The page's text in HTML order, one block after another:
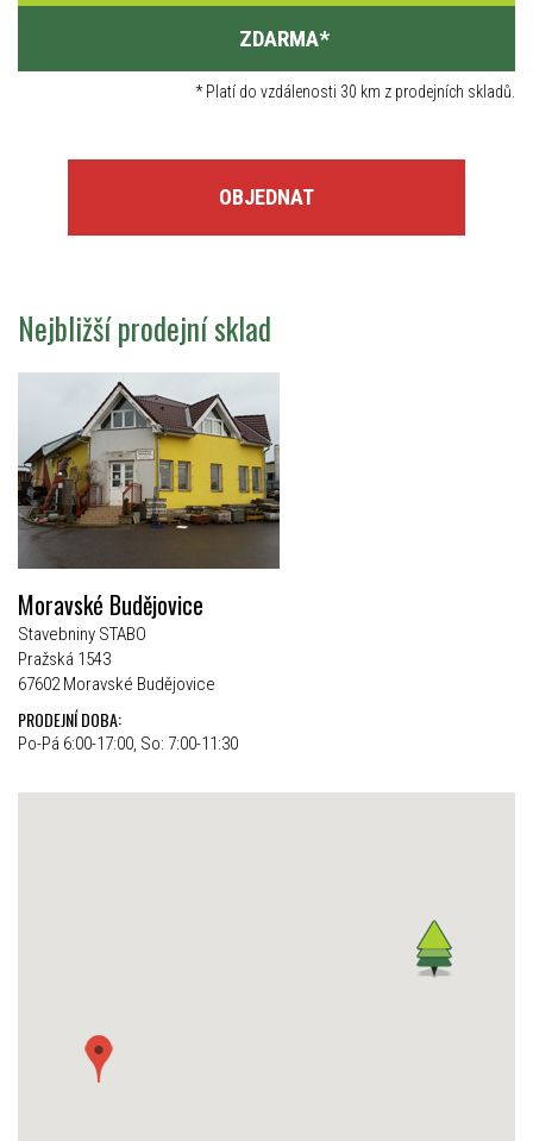
ZDARMA*
*Platí do vzdálenosti 30 km z prodejních skladů.
OBJEDNAT
Nejbližší prodejní sklad
Moravské Budějovice
Stavebniny STABO
Pražská 1543
67602 Moravské Budějovice
PRODEJNÍ DOBA:
Po-Pá 6:00-17:00, So: 7:00-11:30